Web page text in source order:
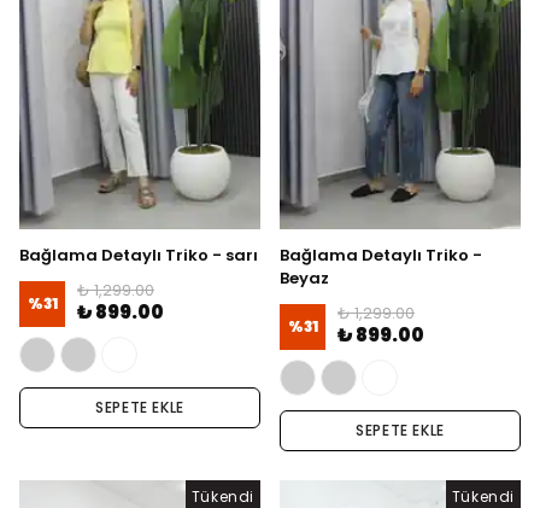
Bağlama Detaylı Triko - sarı
%31
₺ 1,299.00
₺ 899.00
SEPETE EKLE
Bağlama Detaylı Triko -
Beyaz
%31
₺ 1,299.00
₺ 899.00
SEPETE EKLE
Tükendi Tükendi